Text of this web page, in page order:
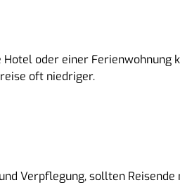
oder einer Ferienwohnung
oft niedriger.
Verpflegung, sollten